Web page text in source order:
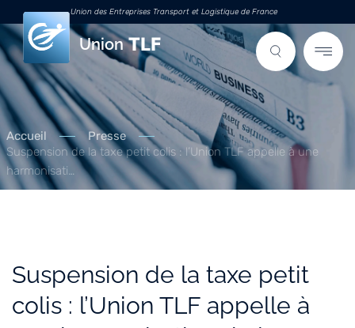
Union des Entreprises Transport et Logistique de France
Union
Accueil
Presse
Suspension de la taxe petit colis : l’Union TLF appelle à une
harmonisati…
Suspension de la taxe petit
colis : l’Union TLF appelle à